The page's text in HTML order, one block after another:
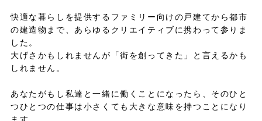
快適な暮らしを提供するファミリー向けの戸建てから都市
の建造物まで、あらゆるクリエイティブに携わって参りま
した。
大げさかもしれませんが「街を創ってきた」と言えるかも
しれません。
あなたがもし私達と一緒に働くことになったら、そのひと
つひとつの仕事は小さくても大きな意味を持つことになり